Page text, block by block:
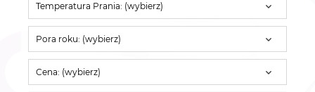
Temperatura Prania: (wybierz)
Pora roku: (wybierz)
Cena: (wybierz)